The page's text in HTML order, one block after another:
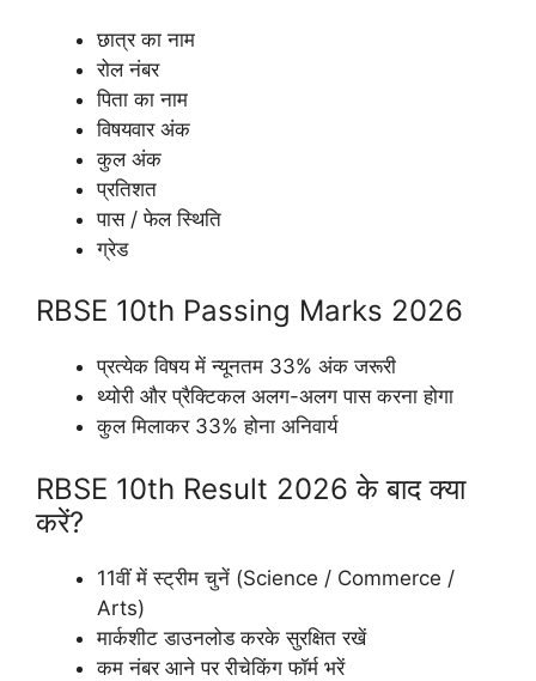
छात्र का नाम
रोल नंबर
पिता का नाम
विषयवार अंक
कुल अंक
प्रतिशत
पास / फेल स्थिति
ग्रेड
RBSE 10th Passing Marks 2026
प्रत्येक विषय में न्यूनतम 33% अंक जरूरी
थ्योरी और प्रैक्टिकल अलग-अलग पास करना होगा
कुल मिलाकर 33% होना अनिवार्य
RBSE 10th Result 2026 के बाद क्या
करें?
11वीं में स्ट्रीम चुनें (Science / Commerce /
Arts)
मार्कशीट डाउनलोड करके सुरक्षित रखें
कम नंबर आने पर रीचेकिंग फॉर्म भरें